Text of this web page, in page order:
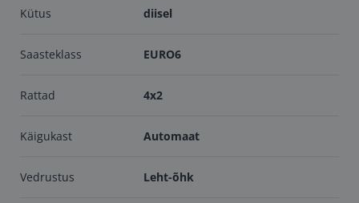
ET
Kütus diisel
Saasteklass EURO6
Rattad 4x2
Käigukast Automaat
Vedrustus Leht-õhk